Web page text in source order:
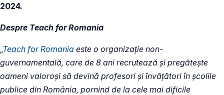
2024.
Despre Teach for Romania
Teach for Romania este o organizație non-
guvernamentală, care de 8 ani recrutează și pregătește
oameni valoroși să devină profesori și învățători în școlile
publice din România, pornind de la cele mai dificile